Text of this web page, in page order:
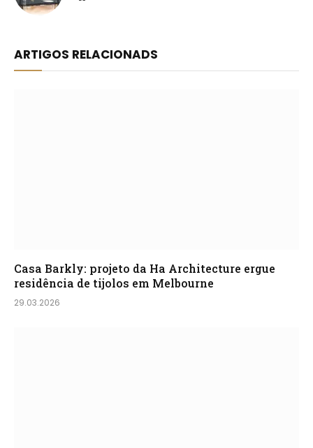
ARTIGOS RELACIONADS
Casa Barkly: projeto da Ha Architecture ergue
residência de tijolos em Melbourne
29.03.2026